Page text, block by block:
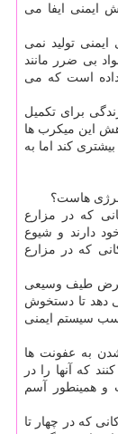
ایمنی ایفا می
تولید نمی
بی ضرر مانند
داده است كه می
برای تكمیل
این میكرب ها
كند اما به
هاست؟
كه در مزارع
دارند و شیوع
كه در مزارع
طیف وسیعی
دهد تا دستخوش
سیستم ایمنی
به عفونت ها
كه آنها را در
و همینطور آسم
نشان داد كودكانی كه در چهار تا